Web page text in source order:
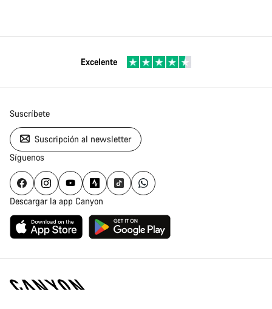
Excelente
Suscríbete
Suscripción al newsletter
Síguenos
Descargar la app Canyon